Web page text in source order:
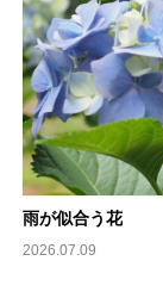
雨が似合う花
2026.07.09